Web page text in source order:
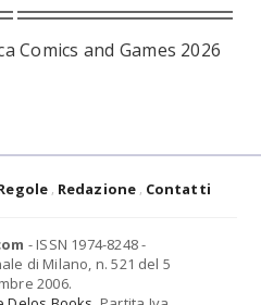
Comics and Games 2026
Redazione Contatti
- ISSN 1974-8248 -
di Milano, n. 521 del 5
2006.